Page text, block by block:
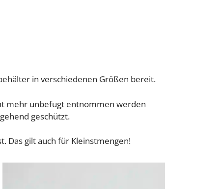
in verschiedenen Größen bereit.
mehr unbefugt entnommen werden
geschützt.
Das gilt auch für Kleinstmengen!